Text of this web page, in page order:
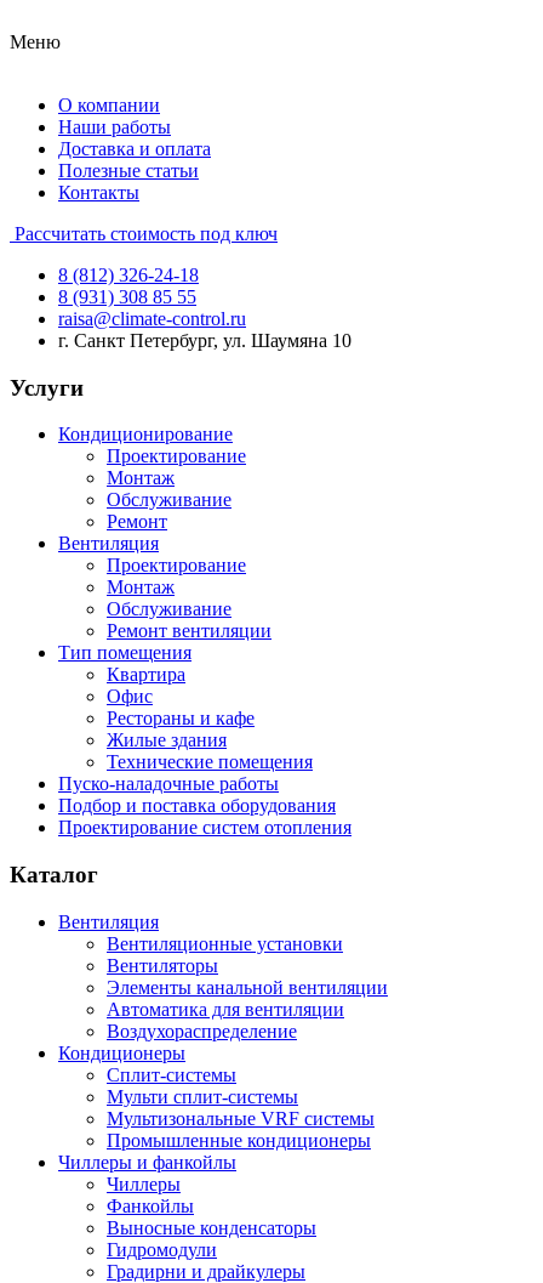
Меню
О компании
Наши работы
Доставка и оплата
Полезные статьи
Контакты
Рассчитать стоимость под ключ
8 (812) 326-24-18
8 (931) 308 85 55
raisa@climate-control.ru
г. Санкт Петербург, ул. Шаумяна 10
Услуги
Кондиционирование
Проектирование
Монтаж
Обслуживание
Ремонт
Вентиляция
Проектирование
Монтаж
Обслуживание
Ремонт вентиляции
Тип помещения
Квартира
Офис
Рестораны и кафе
Жилые здания
Технические помещения
Пуско-наладочные работы
Подбор и поставка оборудования
Проектирование систем отопления
Каталог
Вентиляция
Вентиляционные установки
Вентиляторы
Элементы канальной вентиляции
Автоматика для вентиляции
Воздухораспределение
Кондиционеры
Сплит-системы
Мульти сплит-системы
Мультизональные VRF системы
Промышленные кондиционеры
Чиллеры и фанкойлы
Чиллеры
Фанкойлы
Выносные конденсаторы
Гидромодули
Градирни и драйкулеры